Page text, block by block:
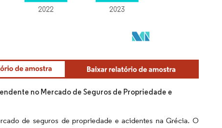
no Mercado de Seguros de Propriedade e
de seguros de propriedade e acidentes na Grécia. O